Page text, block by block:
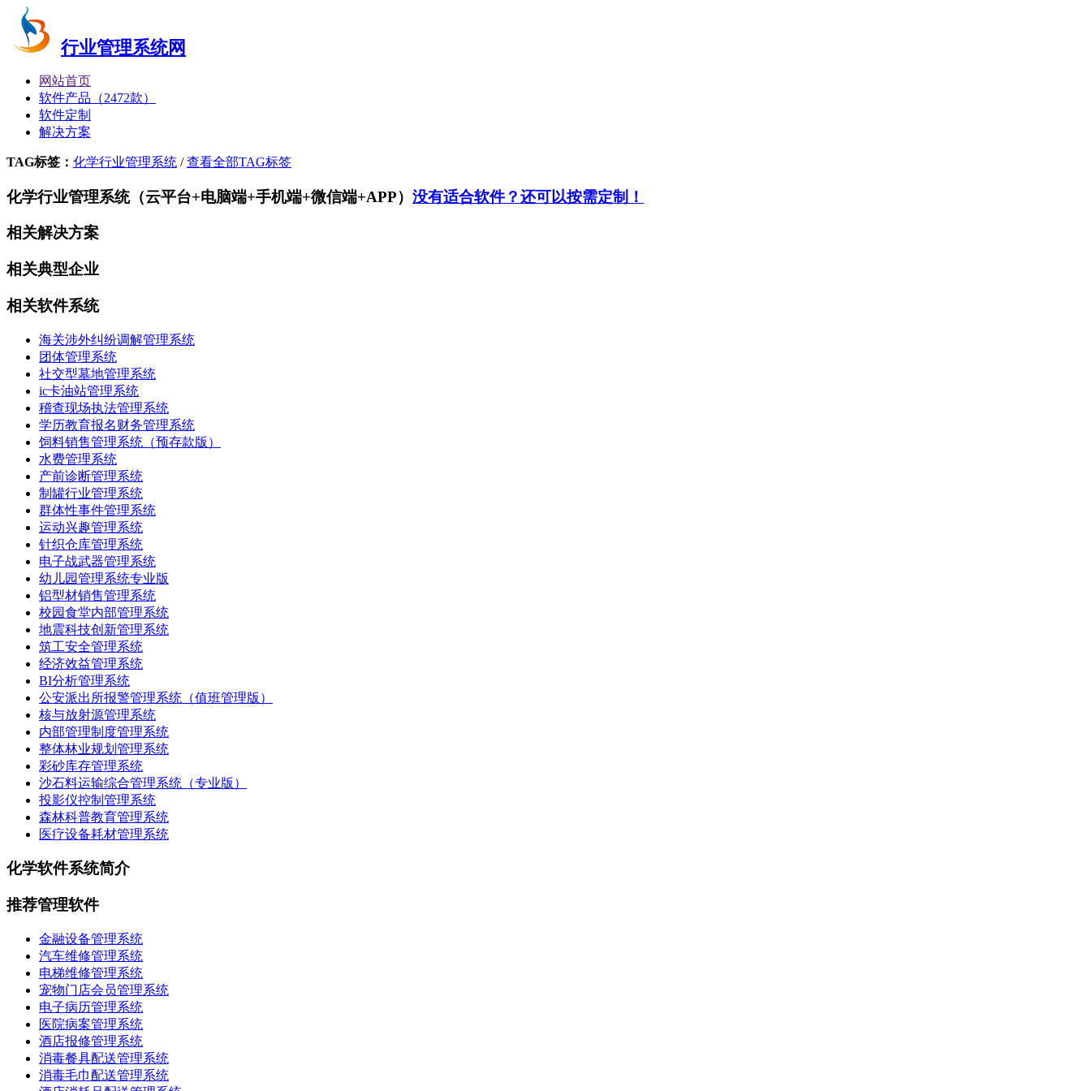
行业管理系统网
网站首页
软件产品（2472款）
软件定制
解决方案
TAG标签： 化学行业管理系统 /查看全部TAG标签
化学行业管理系统（云平台+电脑端+手机端+微信端+APP） 没有适合软件？还可以按需定制！
相关解决方案
相关典型企业
相关软件系统
海关涉外纠纷调解管理系统
团体管理系统
社交型墓地管理系统
ic卡油站管理系统
稽查现场执法管理系统
学历教育报名财务管理系统
饲料销售管理系统（预存款版）
水费管理系统
产前诊断管理系统
制罐行业管理系统
群体性事件管理系统
运动兴趣管理系统
针织仓库管理系统
电子战武器管理系统
幼儿园管理系统专业版
铝型材销售管理系统
校园食堂内部管理系统
地震科技创新管理系统
筑工安全管理系统
经济效益管理系统
BI分析管理系统
公安派出所报警管理系统（值班管理版）
核与放射源管理系统
内部管理制度管理系统
整体林业规划管理系统
彩砂库存管理系统
沙石料运输综合管理系统（专业版）
投影仪控制管理系统
森林科普教育管理系统
医疗设备耗材管理系统
化学软件系统简介
推荐管理软件
金融设备管理系统
汽车维修管理系统
电梯维修管理系统
宠物门店会员管理系统
电子病历管理系统
医院病案管理系统
酒店报修管理系统
消毒餐具配送管理系统
消毒毛巾配送管理系统